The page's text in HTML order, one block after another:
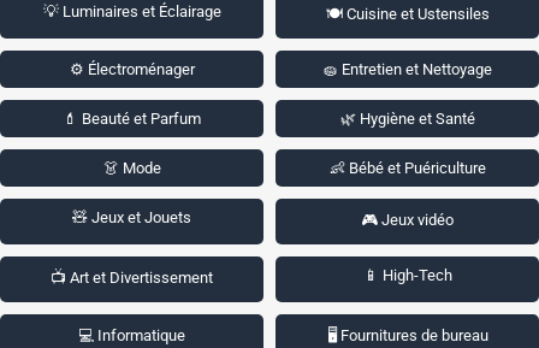
💡 Luminaires et Éclairage 🍽️ Cuisine et Ustensiles
⚙️ Électroménager 🧽 Entretien et Nettoyage
💄 Beauté et Parfum 🌿 Hygiène et Santé
👗 Mode 👶 Bébé et Puériculture
🧸 Jeux et Jouets 🎮 Jeux vidéo
📺 Art et Divertissement 📱 High-Tech
💻 Informatique 🖥️ Fournitures de bureau